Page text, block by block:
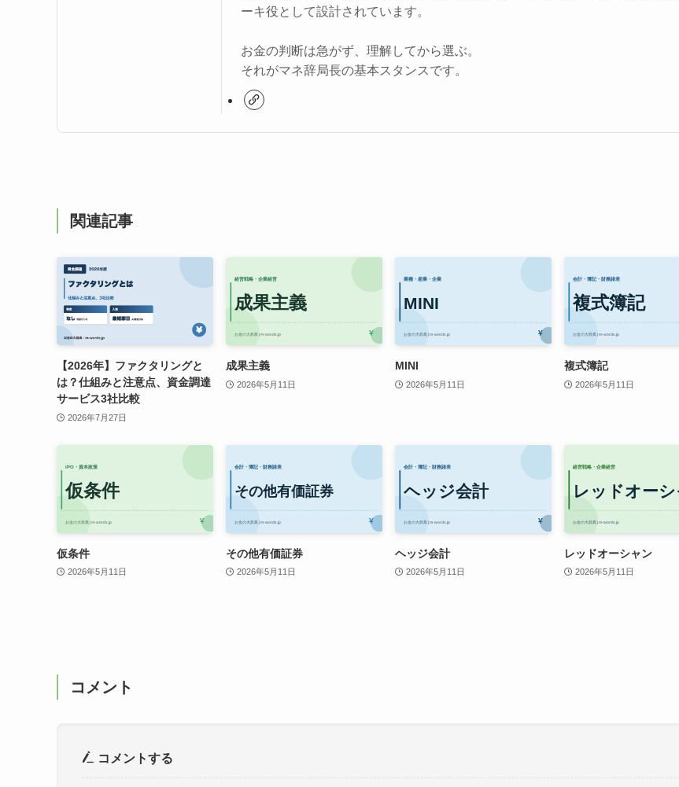
ーキ役として設計されています。
お金の判断は急がず、理解してから選ぶ。
それがマネ辞局長の基本スタンスです。
関連記事
【2026年】ファクタリングと
は？仕組みと注意点、資金調達
サービス3社比較
2026年7月27日
成果主義
2026年5月11日
MINI
2026年5月11日
複式簿記
2026年5月11日
仮条件
2026年5月11日
その他有価証券
2026年5月11日
ヘッジ会計
2026年5月11日
レッドオーシャン
2026年5月11日
コメント
コメントする